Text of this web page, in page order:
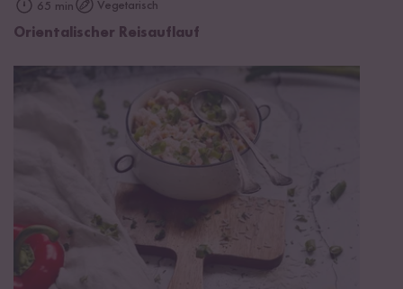
65 min Vegetarisch
Orientalischer Reisauflauf